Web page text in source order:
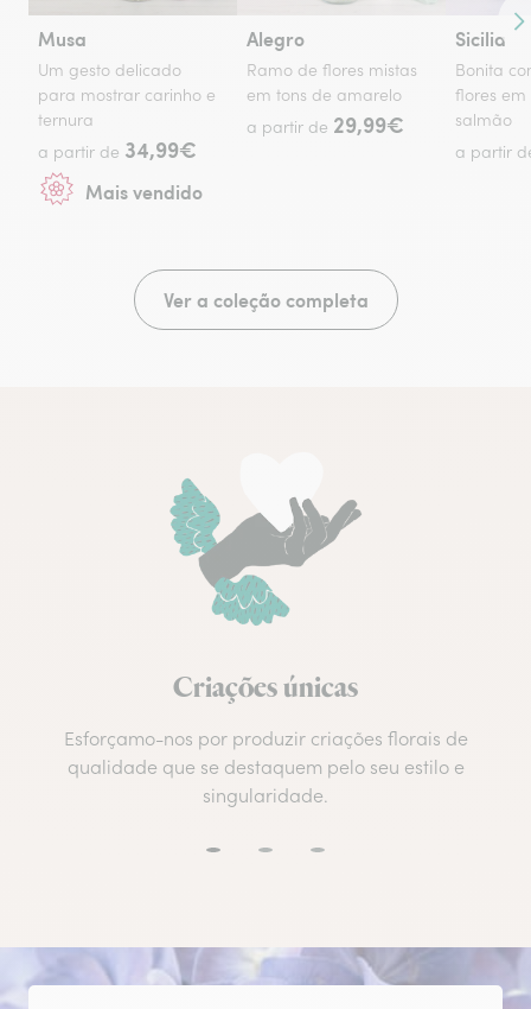
Musa
Um gesto delicado
para mostrar carinho e
ternura
a partir de 34,99€
Mais vendido
Alegro
Ramo de flores mistas
em tons de amarelo
a partir de 29,99€
Sicilia
Bonita
flores em
salmão
a partir
Ver a coleção completa
Criações únicas
Esforçamo-nos por produzir criações florais de
qualidade que se destaquem pelo seu estilo e
singularidade.